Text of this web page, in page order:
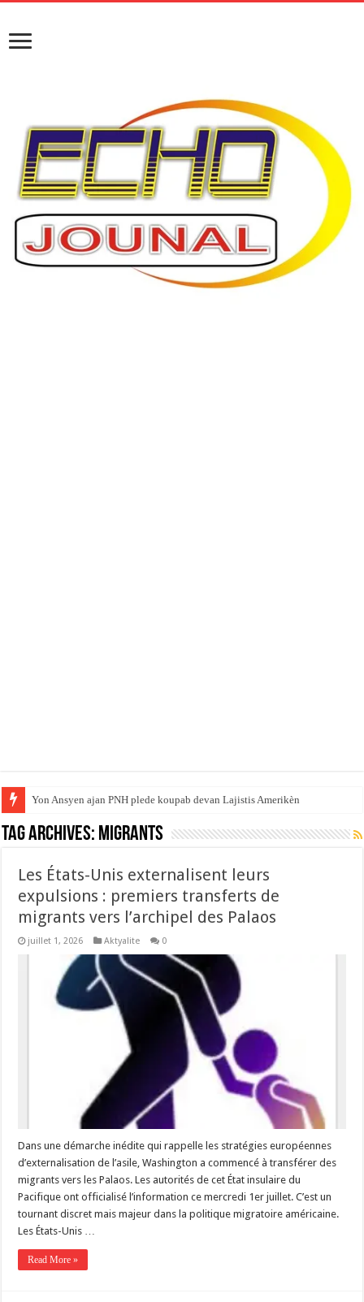
Yon Ansyen ajan PNH plede koupab devan Lajistis Amerikèn
Tag Archives: MIGRANTS
Les États-Unis externalisent leurs
expulsions : premiers transferts de
migrants vers l’archipel des Palaos
juillet 1, 2026 Aktyalite 0
Dans une démarche inédite qui rappelle les stratégies européennes
d’externalisation de l’asile, Washington a commencé à transférer des
migrants vers les Palaos. Les autorités de cet État insulaire du
Pacifique ont officialisé l’information ce mercredi 1er juillet. C’est un
tournant discret mais majeur dans la politique migratoire américaine.
Les États-Unis …
Read More »